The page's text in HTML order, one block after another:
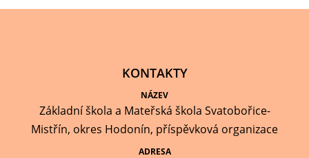
KONTAKTY
NÁZEV
Základní škola a Mateřská škola Svatobořice-
Mistřín, okres Hodonín, příspěvková organizace
ADRESA